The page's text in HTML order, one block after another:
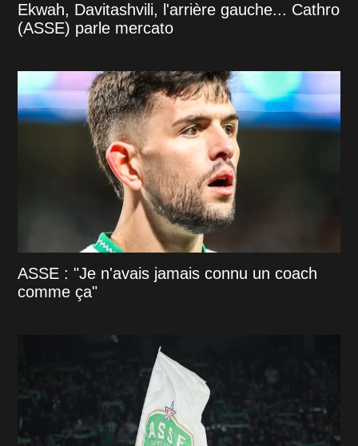
Ekwah, Davitashvili, l'arrière gauche... Cathro
(ASSE) parle mercato
ASSE : "Je n'avais jamais connu un coach
comme ça"